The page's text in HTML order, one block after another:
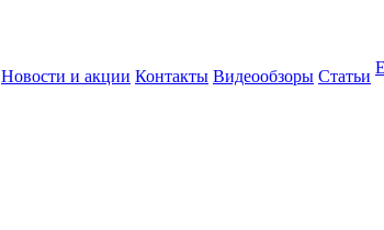
Новости и акции Контакты Видеообзоры Статьи